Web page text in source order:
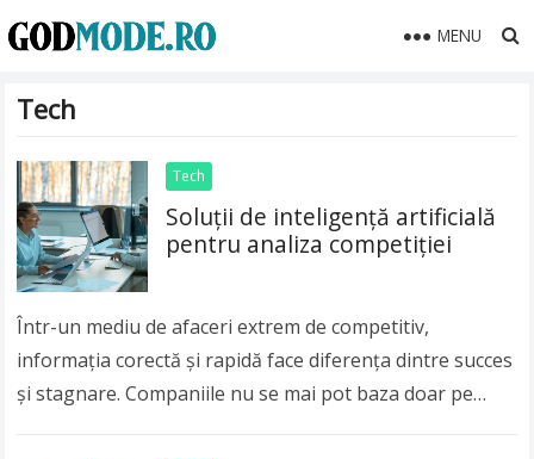
MENU
Tech
Tech
Soluții de inteligență artificială
pentru analiza competiției
Într-un mediu de afaceri extrem de competitiv,
informația corectă și rapidă face diferența dintre succes
și stagnare. Companiile nu se mai pot baza doar pe